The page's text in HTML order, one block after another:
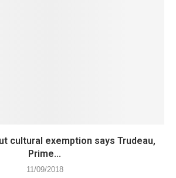
cultural exemption says Trudeau,
Prime...
11/09/2018